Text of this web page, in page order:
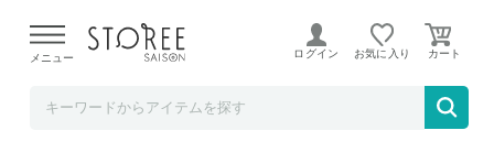
よる配送遅延が発生しております。
メニュー ログイン お気に入り
有明海苔（全形7枚×4袋）